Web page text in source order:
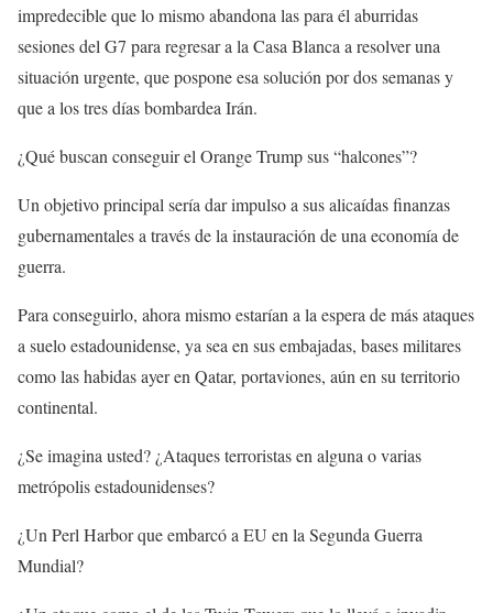
impredecible que lo mismo abandona las para él aburridas
sesiones del G7 para regresar a la Casa Blanca a resolver una
situación urgente, que pospone esa solución por dos semanas y
que a los tres días bombardea Irán.
¿Qué buscan conseguir el Orange Trump sus “halcones”?
Un objetivo principal sería dar impulso a sus alicaídas finanzas
gubernamentales a través de la instauración de una economía de
guerra.
Para conseguirlo, ahora mismo estarían a la espera de más ataques
a suelo estadounidense, ya sea en sus embajadas, bases militares
como las habidas ayer en Qatar, portaviones, aún en su territorio
continental.
¿Se imagina usted? ¿Ataques terroristas en alguna o varias
metrópolis estadounidenses?
¿Un Perl Harbor que embarcó a EU en la Segunda Guerra
Mundial?